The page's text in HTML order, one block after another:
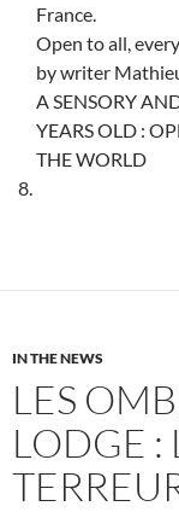
France.
Open to all,
by writer
A SENSORY
YEARS OLD :
THE WORLD
IN THE NEWS
LES
LODGE :